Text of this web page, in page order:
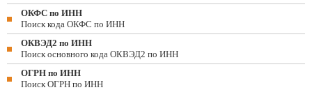
ОКФС по ИНН
Поиск кода ОКФС по ИНН
ОКВЭД2 по ИНН
Поиск основного кода ОКВЭД2 по ИНН
ОГРН по ИНН
Поиск ОГРН по ИНН